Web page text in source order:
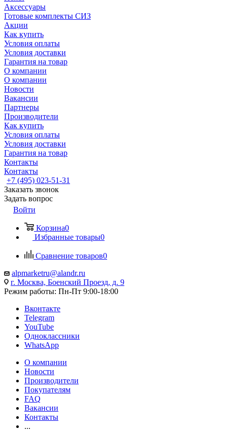
Аксессуары
Готовые комплекты СИЗ
Акции
Как купить
Условия оплаты
Условия доставки
Гарантия на товар
О компании
О компании
Новости
Вакансии
Партнеры
Производители
Как купить
Условия оплаты
Условия доставки
Гарантия на товар
Контакты
Контакты
+7 (495) 023-51-31
Заказать звонок
Задать вопрос
Войти
Корзина0
Избранные товары0
Сравнение товаров0
alpmarketru@alandr.ru
г. Москва, Боенский Проезд, д. 9
Режим работы: Пн-Пт 9:00-18:00
Вконтакте
Telegram
YouTube
Одноклассники
WhatsApp
О компании
Новости
Производители
Покупателям
FAQ
Вакансии
Контакты
...